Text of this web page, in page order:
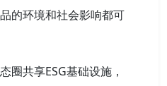
的环境和社会影响都可
圈共享ESG基础设施，